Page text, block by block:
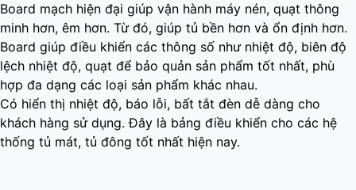
Board mạch hiện đại giúp vận hành máy nén, quạt thông
minh hơn, êm hơn. Từ đó, giúp tủ bền hơn và ổn định hơn.
Board giúp điều khiển các thông số như nhiệt độ, biên độ
lệch nhiệt độ, quạt để bảo quản sản phẩm tốt nhất, phù
hợp đa dạng các loại sản phẩm khác nhau.
Có hiển thị nhiệt độ, báo lỗi, bất tắt đèn dễ dàng cho
khách hàng sử dụng. Đây là bảng điều khiển cho các hệ
thống tủ mát, tủ đông tốt nhất hiện nay.